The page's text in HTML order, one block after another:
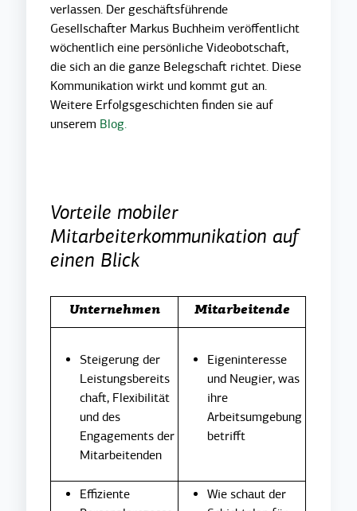
verlassen. Der geschäftsführende
Gesellschafter Markus Buchheim veröffentlicht
wöchentlich eine persönliche Videobotschaft,
die sich an die ganze Belegschaft richtet. Diese
Kommunikation wirkt und kommt gut an.
Weitere Erfolgsgeschichten finden sie auf
unserem Blog.
Vorteile mobiler
Mitarbeiterkommunikation auf
einen Blick
Unternehmen Mitarbeitende
Steigerung der
Leistungsbereits
chaft, Flexibilität
und des
Engagements der
Mitarbeitenden
Eigeninteresse
und Neugier, was
ihre
Arbeitsumgebung
betrifft
Effiziente
Wie schaut der